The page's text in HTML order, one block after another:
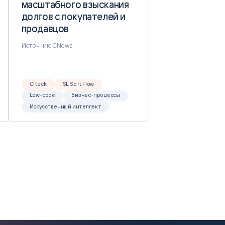
масштабного взыскания
долгов с покупателей и
продавцов
масштабного взыскания
долгов с покупателей и
продавцов
Источник: CNews
Citeck
SL Soft Flow
Low-code
Бизнес-процессы
Искусственный интеллект